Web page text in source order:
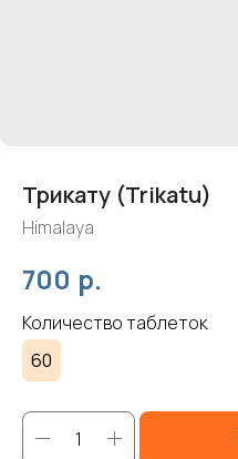
Трикату (Trikatu)
Himalaya
700 р.
Количество таблеток
60